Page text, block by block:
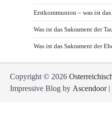
Erstkommunion – was ist
Was ist das Sakrament der
Was ist das Sakrament der
Copyright © 2026
Impressive Blog by Ascendoor|